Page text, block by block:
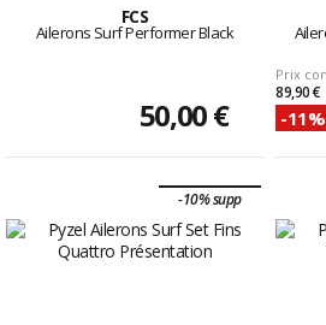
FCS
Ailerons Surf Performer Black
50,00 €
Prix
89,90 €
-11%
-10% supp